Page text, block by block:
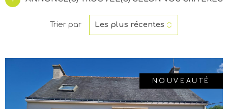
CONTACT
Trier par Les plus récentes
NOUVEAUTÉ